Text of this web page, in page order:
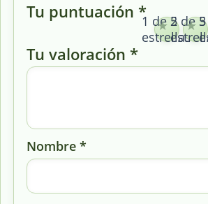
Tu puntuación *1 de 5
estrellas
2 de 5
Tu valoración *
Nombre *